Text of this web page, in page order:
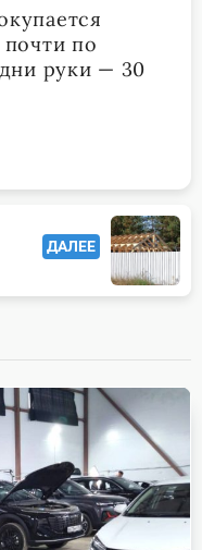
по
руки — 30
ДАЛЕЕ